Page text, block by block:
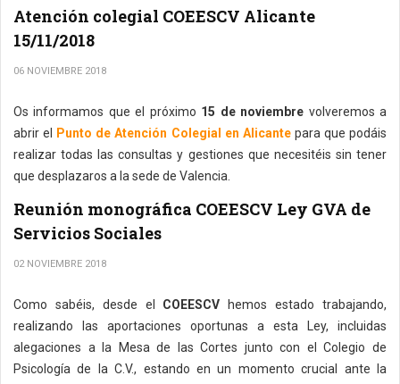
Atención colegial COEESCV Alicante
15/11/2018
06 NOVIEMBRE 2018
Os informamos que el próximo 15 de noviembre volveremos a
abrir el
Punto de Atención Colegial en Alicantepara que podáis
realizar todas las consultas y gestiones que necesitéis sin tener
que desplazaros a la sede de Valencia.
Reunión monográfica COEESCV Ley GVA de
Servicios Sociales
02 NOVIEMBRE 2018
Como sabéis, desde el COEESCV
hemos estado trabajando,
realizando las aportaciones oportunas a esta Ley, incluidas
alegaciones a la Mesa de las Cortes junto con el Colegio de
Psicología de la C.V., estando en un momento crucial ante la